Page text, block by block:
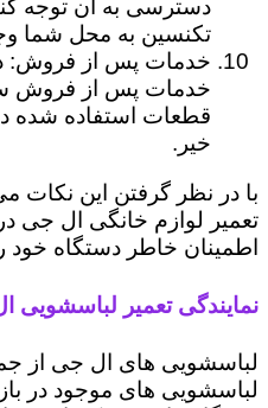
دسترسی به آن توجه
تکنسین به محل شما
خدمات پس از فروش:
خدمات پس از فروش
قطعات استفاده شده در
خیر.
با در نظر گرفتن این نکات
تعمیر لوازم خانگی ال جی در
اطمینان خاطر دستگاه خود
نمایندگی تعمیر لباسشویی
لباسشویی های ال جی از
لباسشویی های موجود در